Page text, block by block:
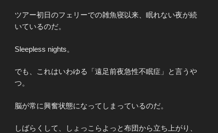
ツアー初日のフェリーでの雑魚寝以来、眠れない夜が続
いているのだ。
Sleepless nights。
でも、これはいわゆる「遠足前夜急性不眠症」と言うや
つ。
脳が常に興奮状態になってしまっているのだ。
しばらくして、しょっこらよっと布団から立ち上がり、